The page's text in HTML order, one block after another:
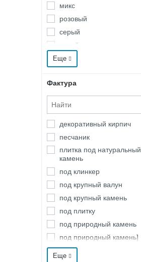
Линц Брик
Лицен
Лоарре
Лорн
Монте Кьяро
Морион
Морэй
Норд Ридж
Остия Брик
Памир
Рока
микс
розовый
серый
синий
чёрный
Еще
Фактура
декоративный кирпич
песчаник
плитка под натуральный
камень
под клинкер
под крупный валун
под крупный камень
под плитку
под природный камень
под природный камень]
под травертин
Еще